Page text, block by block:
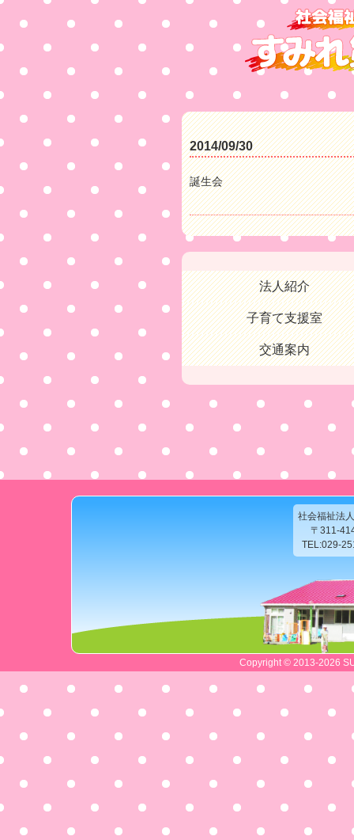
2014/09/30
誕生会
法人紹介
子育て支援室
交通案内
社会福祉法
〒311-
TEL:029-
Copyright © 2013-2026